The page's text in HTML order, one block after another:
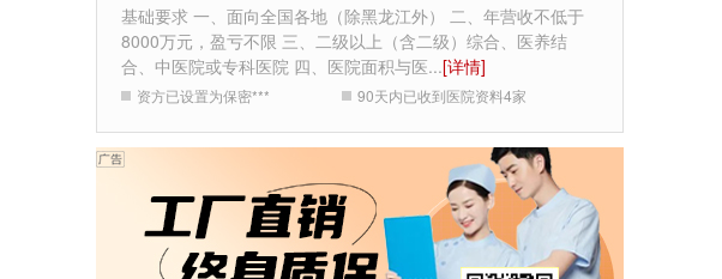
基础要求 一、面向全国各地（除黑龙江外） 二、年营收不低于
8000万元，盈亏不限 三、二级以上（含二级）综合、医养结
合、中医院或专科医院 四、医院面积与医...[详情]
资方已设置为保密*** 90天内已收到医院资料4家